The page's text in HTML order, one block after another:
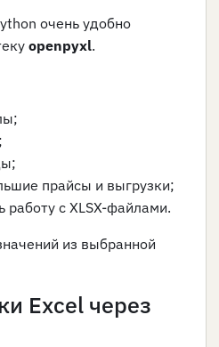
очень удобно
openpyxl.
прайсы и выгрузки;
работу с XLSX-файлами.
из выбранной
Excel через